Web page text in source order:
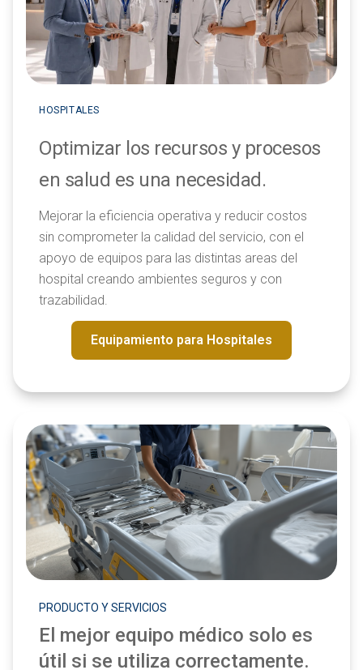
HOSPITALES
Optimizar los recursos y procesos
en salud es una necesidad.
Mejorar la eficiencia operativa y reducir costos
sin comprometer la calidad del servicio, con el
apoyo de equipos para las distintas areas del
hospital creando ambientes seguros y con
trazabilidad.
Equipamiento para Hospitales
PRODUCTO Y SERVICIOS
El mejor equipo médico solo es
útil si se utiliza correctamente.